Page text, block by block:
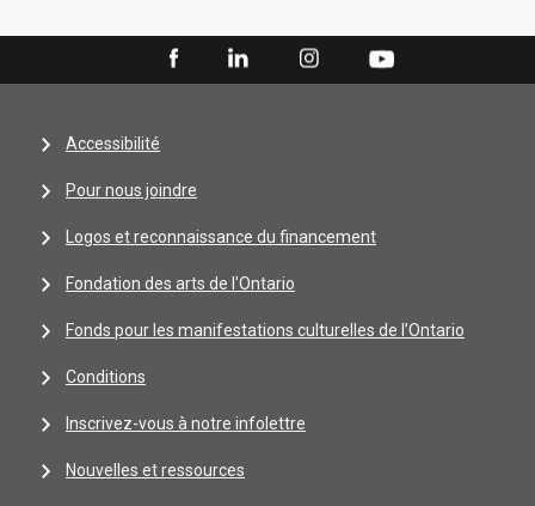
Accessibilité
Pour nous joindre
Logos et reconnaissance du financement
Fondation des arts de l'Ontario
Fonds pour les manifestations culturelles de l’Ontario
Conditions
Inscrivez-vous à notre infolettre
Nouvelles et ressources